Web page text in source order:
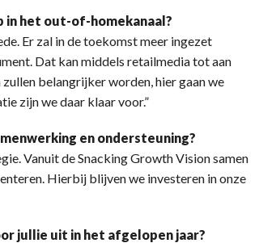
in het out-of-homekanaal?
Er zal in de toekomst meer ingezet
Dat kan middels retailmedia tot aan
belangrijker worden, hier gaan we
zijn we daar klaar voor.”
en ondersteuning?
Vanuit de Snacking Growth Vision samen
Hierbij blijven we investeren in onze
jullie uit in het afgelopen jaar?